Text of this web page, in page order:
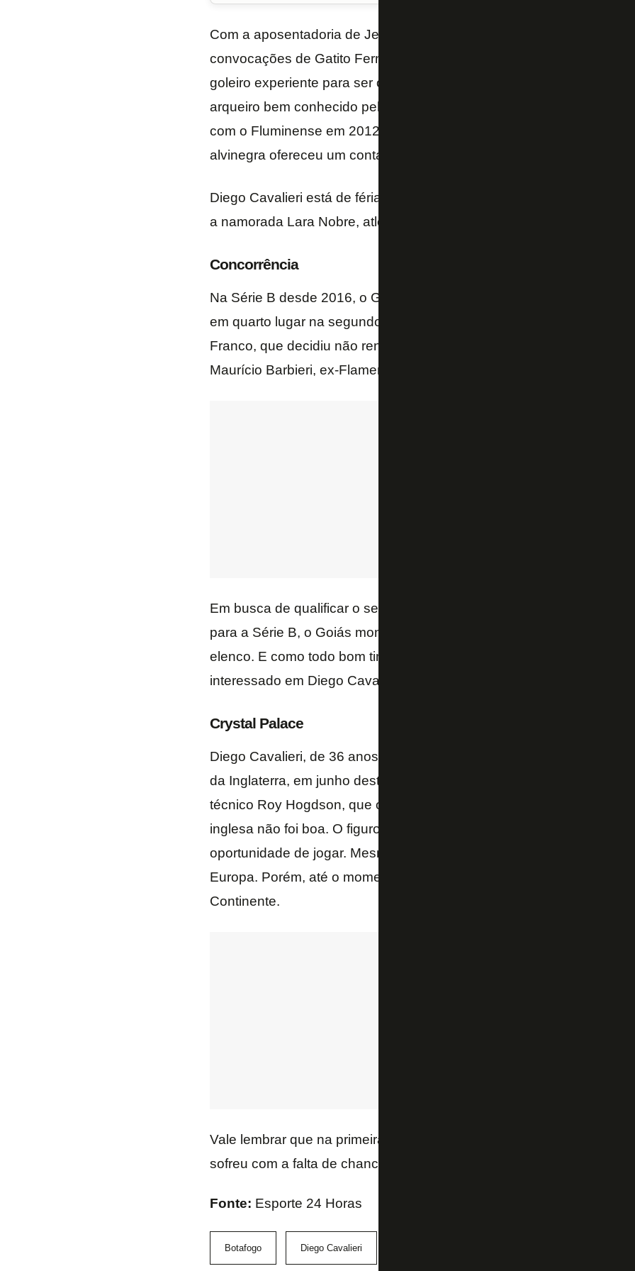
Com a aposentadoria de Jefferson, as atuações inseguras de Saulo
convocações de Gatito Fernández para a seleção de seu país, o
goleiro experiente para ser o reserva imediato do paraguaio. E o
arqueiro bem conhecido pelo torcedor carioca. Diego Cavalieri,
com o Fluminense em 2012, foi oferecido ao Clube da Estrela
alvinegra ofereceu um contato dentro da realidade financeira do
Diego Cavalieri está de férias no Rio de Janeiro. Ele tem passado os
a namorada Lara Nobre, atleta do vôlei do Fluminense.
Concorrência
Na Série B desde 2016, o Goiás garantiu o retorno à elite do futebol
em quarto lugar na segundona deste ano. Recentemente o clube
Franco, que decidiu não renovar. Para o seu lugar, o Esmeraldino
Maurício Barbieri, ex-Flamengo.
Em busca de qualificar o seu elenco e fazer uma boa temporada,
para a Série B, o Goiás monitora o mercado em busca de reforços
elenco. E como todo bom time começa com um grande goleiro, o
interessado em Diego Cavalieri.
Crystal Palace
Diego Cavalieri, de 36 anos, está livre no mercado desde que deixou
da Inglaterra, em junho deste ano. O atleta chegou ao clube em
técnico Roy Hogdson, que o treinou no Liverpool. No entanto, a
inglesa não foi boa. O figurou entre os reservas somente seis vezes
oportunidade de jogar. Mesmo assim, o goleiro tinha a expectativa
Europa. Porém, até o momento, não recebeu propostas para seguir
Continente.
Vale lembrar que na primeira passagem pela Terra da Rainha, o
sofreu com a falta de chances, disputando apenas 10 partidas entre
Fonte: Esporte 24 Horas
Botafogo Diego Cavalieri